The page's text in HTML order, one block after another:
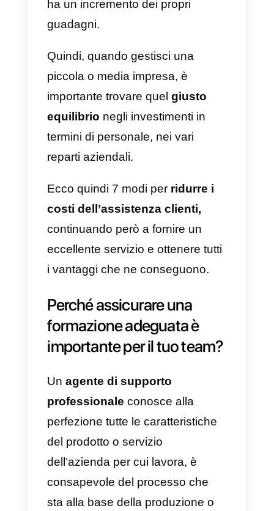
sanno che fornire un’assistenza
clienti richiede grossi
Tuttavia, lestatistiche mostrano
che l’84% delle aziende che
ha un incremento dei propri
Quindi, quando gestisci una
importante trovare quel
equilibrionegli investimenti in
termini di personale, nei vari
reparti aziendali.
Ecco quindi 7 modi perridurre i
costi dell’assistenza clienti,
continuando però a fornire un
eccellente servizio e ottenere tutti